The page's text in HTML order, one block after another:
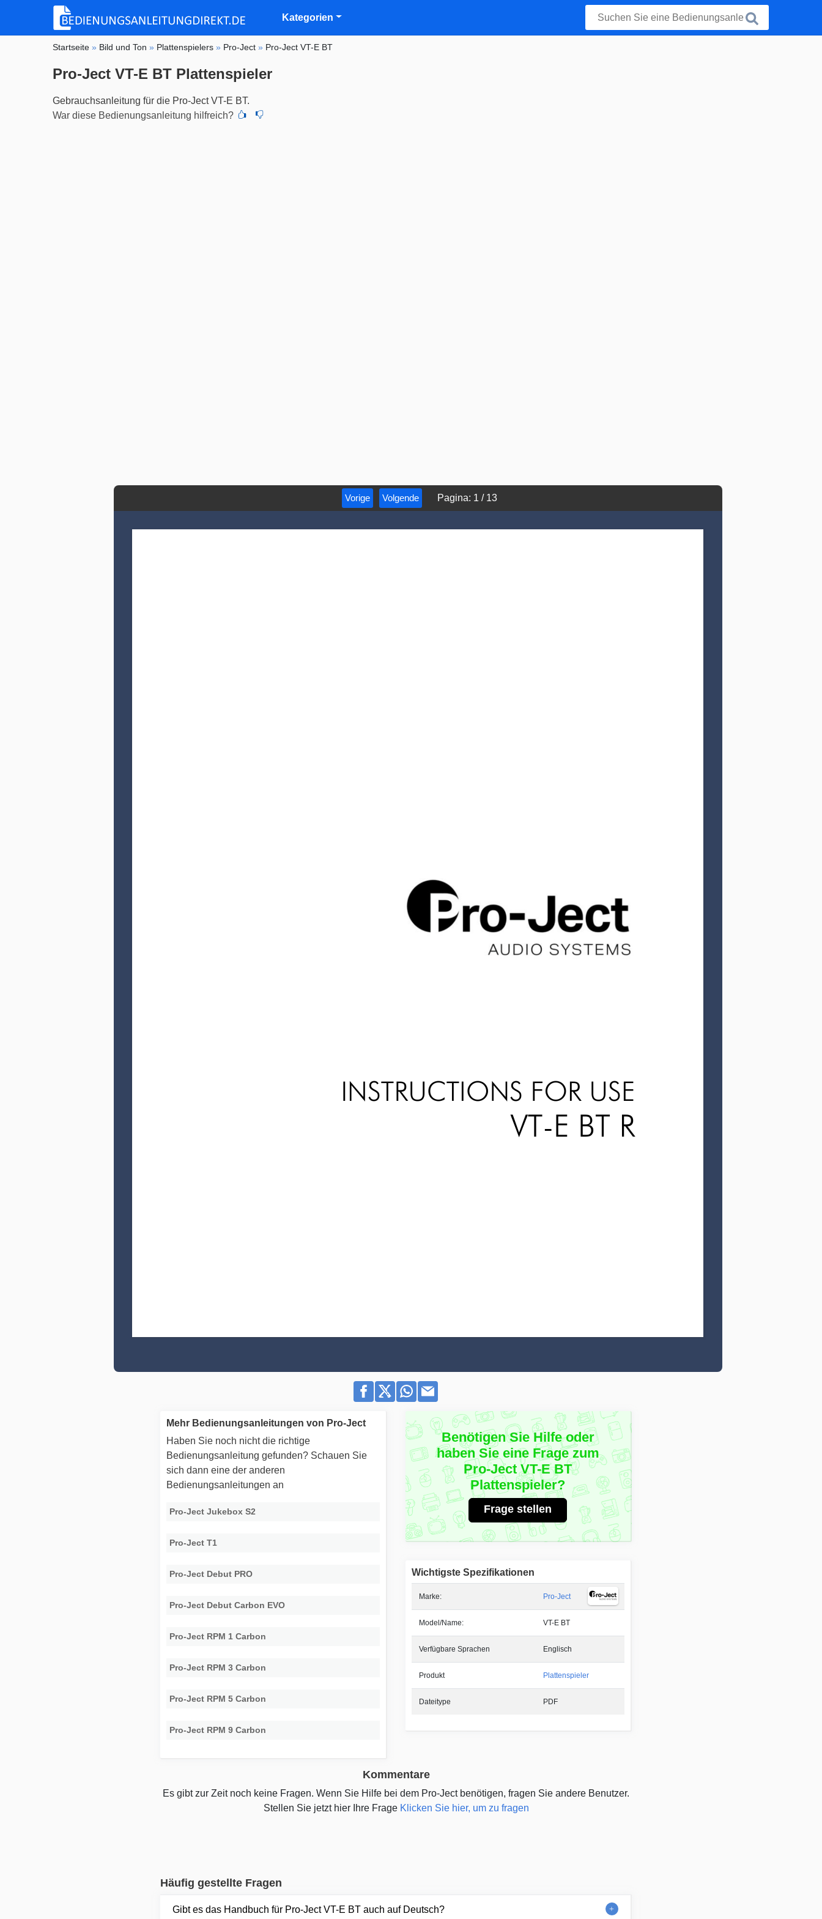
Kategorien
Startseite » Bild und Ton » Plattenspielers » Pro-Ject » Pro-Ject VT-E BT
Pro-Ject VT-E BT Plattenspieler
Gebrauchsanleitung für die Pro-Ject VT-E BT.
War diese Bedienungsanleitung hilfreich?
Vorige Volgende Pagina: 1 / 13
Benötigen Sie Hilfe oder
haben Sie eine Frage zum
Pro-Ject VT-E BT
Plattenspieler?
Frage stellen
Wichtigste Spezifikationen
Marke: Pro-Ject
Model/Name: VT-E BT
Verfügbare Sprachen Englisch
Produkt Plattenspieler
Dateitype PDF
Mehr Bedienungsanleitungen von Pro-Ject
Haben Sie noch nicht die richtige
Bedienungsanleitung gefunden? Schauen Sie
sich dann eine der anderen
Bedienungsanleitungen an
Pro-Ject Jukebox S2
Pro-Ject T1
Pro-Ject Debut PRO
Pro-Ject Debut Carbon EVO
Pro-Ject RPM 1 Carbon
Pro-Ject RPM 3 Carbon
Pro-Ject RPM 5 Carbon
Pro-Ject RPM 9 Carbon
Kommentare
Es gibt zur Zeit noch keine Fragen. Wenn Sie Hilfe bei dem Pro-Ject benötigen, fragen Sie andere Benutzer.
Stellen Sie jetzt hier Ihre Frage Klicken Sie hier, um zu fragen
Häufig gestellte Fragen
Gibt es das Handbuch für Pro-Ject VT-E BT auch auf Deutsch?